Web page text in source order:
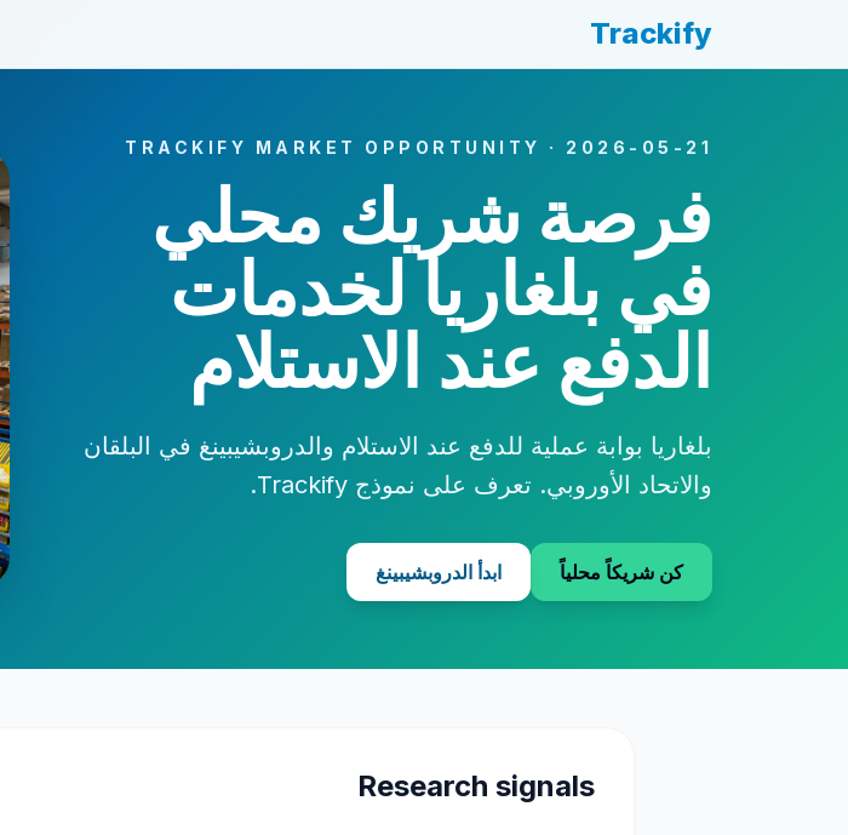
Trackify
TRACKIFY MARKET OPPORTUNITY · 2026-05-21
فرصة شريك محلي
في بلغاريا لخدمات
الدفع عند الاستلام
بلغاريا بوابة عملية للدفع عند الاستلام والدروبشيبينغ في البلقان
والاتحاد الأوروبي. تعرف على نموذج Trackify.
كن شريكاً محلياً ابدأ الدروبشيبينغ
Research signals